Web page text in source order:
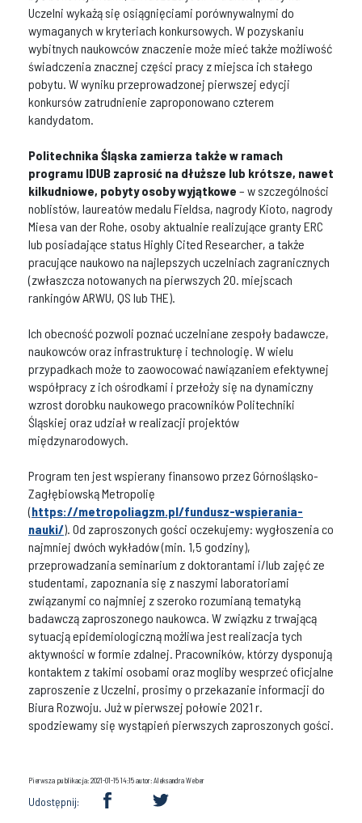
Uczelni wykażą się osiągnięciami porównywalnymi do
wymaganych w kryteriach konkursowych. W pozyskaniu
wybitnych naukowców znaczenie może mieć także możliwość
świadczenia znacznej części pracy z miejsca ich stałego
pobytu. W wyniku przeprowadzonej pierwszej edycji
konkursów zatrudnienie zaproponowano czterem
kandydatom.
Politechnika Śląska zamierza także w ramach
programu IDUB zaprosić na dłuższe lub krótsze, nawet
kilkudniowe, pobyty osoby wyjątkowe – w szczególności
noblistów, laureatów medalu Fieldsa, nagrody Kioto, nagrody
Miesa van der Rohe, osoby aktualnie realizujące granty ERC
lub posiadające status Highly Cited Researcher, a także
pracujące naukowo na najlepszych uczelniach zagranicznych
(zwłaszcza notowanych na pierwszych 20. miejscach
rankingów ARWU, QS lub THE).
Ich obecność pozwoli poznać uczelniane zespoły badawcze,
naukowców oraz infrastrukturę i technologię. W wielu
przypadkach może to zaowocować nawiązaniem efektywnej
współpracy z ich ośrodkami i przełoży się na dynamiczny
wzrost dorobku naukowego pracowników Politechniki
Śląskiej oraz udział w realizacji projektów
międzynarodowych.
Program ten jest wspierany finansowo przez Górnośląsko-
Zagłębiowską Metropolię
(https://metropoliagzm.pl/fundusz-wspierania-
nauki/). Od zaproszonych gości oczekujemy: wygłoszenia co
najmniej dwóch wykładów (min. 1,5 godziny),
przeprowadzania seminarium z doktorantami i/lub zajęć ze
studentami, zapoznania się z naszymi laboratoriami
związanymi co najmniej z szeroko rozumianą tematyką
badawczą zaproszonego naukowca. W związku z trwającą
sytuacją epidemiologiczną możliwa jest realizacja tych
aktywności w formie zdalnej. Pracowników, którzy dysponują
kontaktem z takimi osobami oraz mogliby wesprzeć oficjalne
zaproszenie z Uczelni, prosimy o przekazanie informacji do
Biura Rozwoju. Już w pierwszej połowie 2021 r.
spodziewamy się wystąpień pierwszych zaproszonych gości.
Pierwsza publikacja: 2021-01-15 14:15 autor: Aleksandra Weber
Udostępnij: